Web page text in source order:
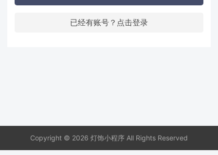
已经有账号？点击登录
Copyright © 2026 灯饰小程序 All Rights Reserved